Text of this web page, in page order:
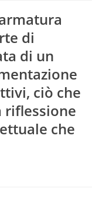
di
di un
ciò che
riflessione
che